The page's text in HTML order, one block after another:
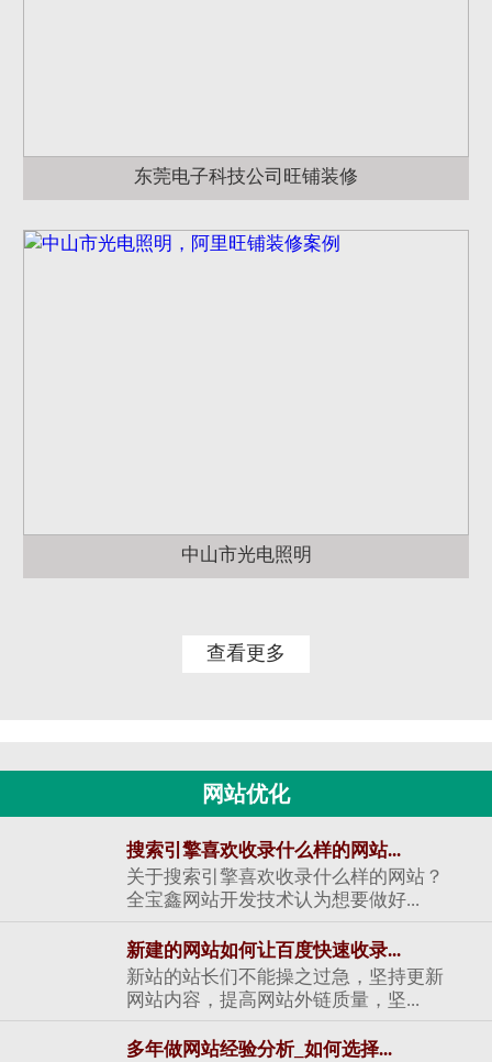
东莞电子科技公司旺铺装修
中山市光电照明
查看更多
网站优化
搜索引擎喜欢收录什么样的网站...
关于搜索引擎喜欢收录什么样的网站？
全宝鑫网站开发技术认为想要做好...
新建的网站如何让百度快速收录...
新站的站长们不能操之过急，坚持更新
网站内容，提高网站外链质量，坚...
多年做网站经验分析_如何选择...